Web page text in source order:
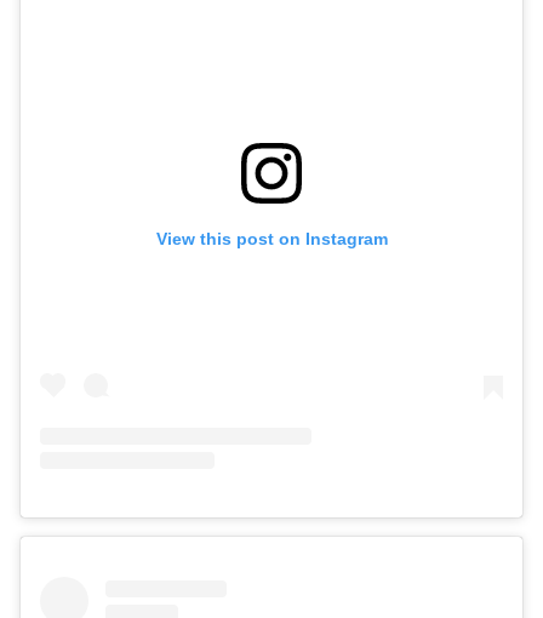
View this post on Instagram